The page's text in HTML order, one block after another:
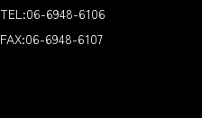
TEL:06-6948-6106
FAX:06-6948-6107